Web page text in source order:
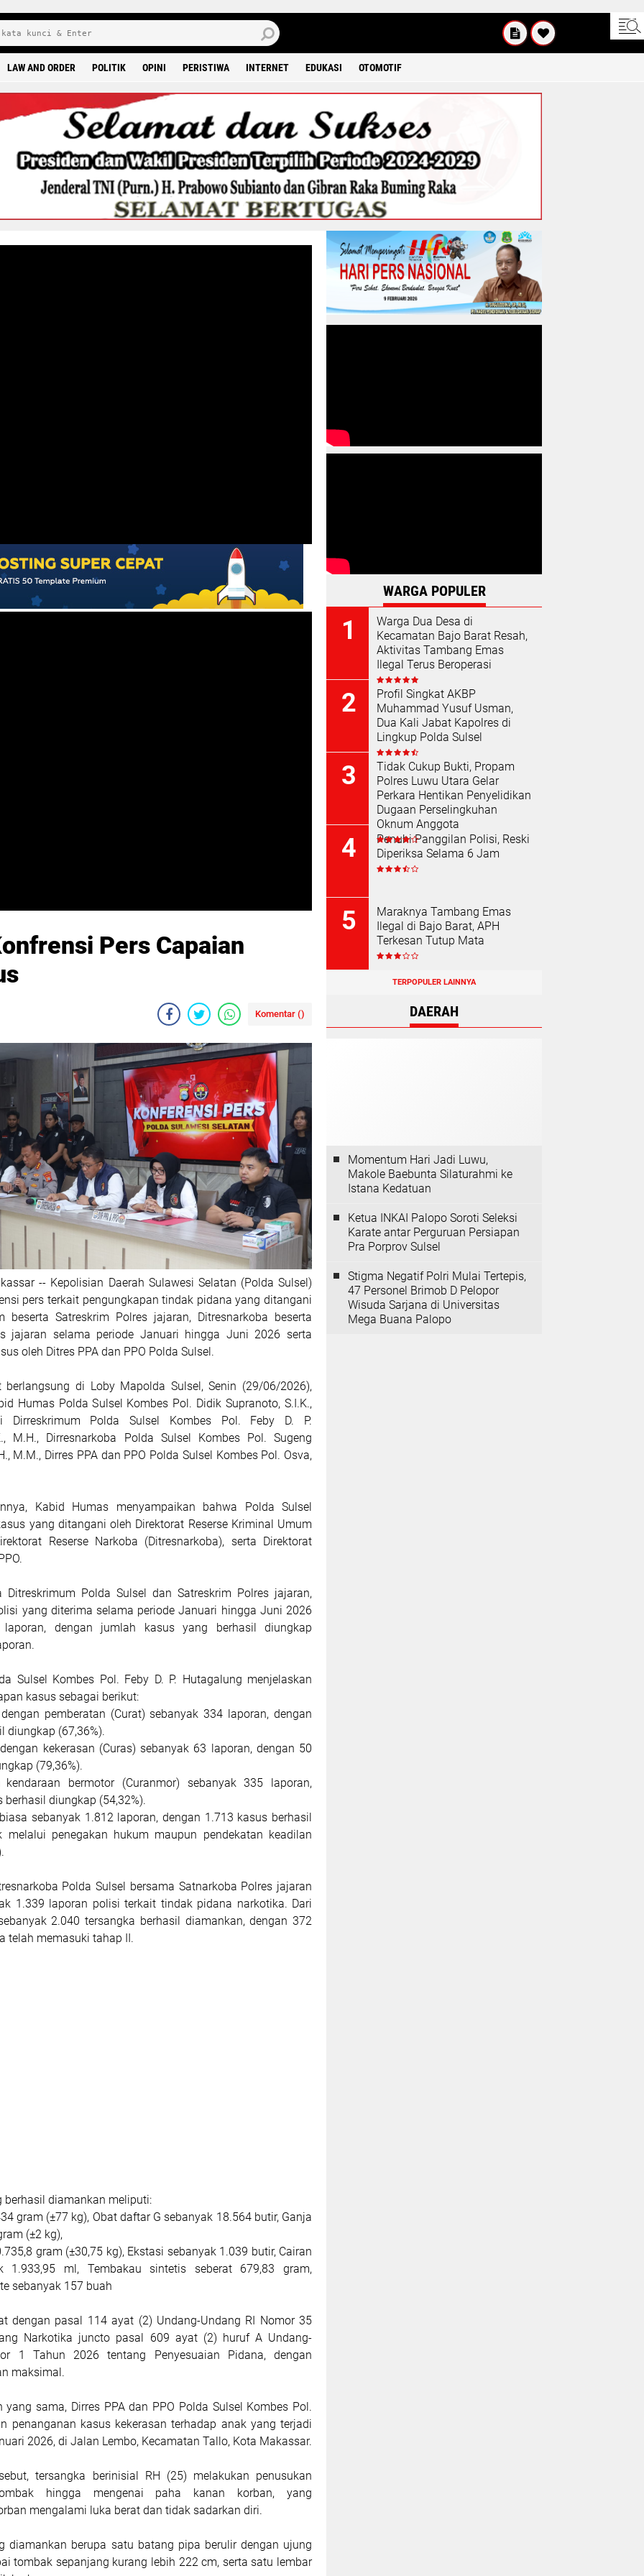
LAW AND ORDER POLITIK OPINI PERISTIWA INTERNET EDUKASI OTOMOTIF
Pers Capaian
Komentar ()
-- Kepolisian Daerah Sulawesi Selatan (Polda Sulsel)
pers terkait pengungkapan tindak pidana yang ditangani
beserta Satreskrim Polres jajaran, Ditresnarkoba beserta
jajaran selama periode Januari hingga Juni 2026 serta
oleh Ditres PPA dan PPO Polda Sulsel.
berlangsung di Loby Mapolda Sulsel, Senin (29/06/2026),
Humas Polda Sulsel Kombes Pol. Didik Supranoto, S.I.K.,
Dirreskrimum Polda Sulsel Kombes Pol. Feby D. P.
M.H., Dirresnarkoba Polda Sulsel Kombes Pol. Sugeng
M.M., Dirres PPA dan PPO Polda Sulsel Kombes Pol. Osva,
Kabid Humas menyampaikan bahwa Polda Sulsel
yang ditangani oleh Direktorat Reserse Kriminal Umum
Reserse Narkoba (Ditresnarkoba), serta Direktorat
Ditreskrimum Polda Sulsel dan Satreskrim Polres jajaran,
yang diterima selama periode Januari hingga Juni 2026
laporan, dengan jumlah kasus yang berhasil diungkap
Sulsel Kombes Pol. Feby D. P. Hutagalung menjelaskan
kasus sebagai berikut:
pemberatan (Curat) sebanyak 334 laporan, dengan
diungkap (67,36%).
kekerasan (Curas) sebanyak 63 laporan, dengan 50
(79,36%).
kendaraan bermotor (Curanmor) sebanyak 335 laporan,
berhasil diungkap (54,32%).
sebanyak 1.812 laporan, dengan 1.713 kasus berhasil
melalui penegakan hukum maupun pendekatan keadilan
Polda Sulsel bersama Satnarkoba Polres jajaran
1.339 laporan polisi terkait tindak pidana narkotika. Dari
2.040 tersangka berhasil diamankan, dengan 372
telah memasuki tahap II.
berhasil diamankan meliputi:
gram (±77 kg), Obat daftar G sebanyak 18.564 butir, Ganja
(±2 kg),
gram (±30,75 kg), Ekstasi sebanyak 1.039 butir, Cairan
1.933,95 ml, Tembakau sintetis seberat 679,83 gram,
sebanyak 157 buah
dengan pasal 114 ayat (2) Undang-Undang RI Nomor 35
Narkotika juncto pasal 609 ayat (2) huruf A Undang-
1 Tahun 2026 tentang Penyesuaian Pidana, dengan
maksimal.
yang sama, Dirres PPA dan PPO Polda Sulsel Kombes Pol.
penanganan kasus kekerasan terhadap anak yang terjadi
2026, di Jalan Lembo, Kecamatan Tallo, Kota Makassar.
tersangka berinisial RH (25) melakukan penusukan
hingga mengenai paha kanan korban, yang
mengalami luka berat dan tidak sadarkan diri.
diamankan berupa satu batang pipa berulir dengan ujung
tombak sepanjang kurang lebih 222 cm, serta satu lembar
WARGA POPULER
Warga Dua Desa di
Kecamatan Bajo Barat Resah,
Aktivitas Tambang Emas
Ilegal Terus Beroperasi
Profil Singkat AKBP
Muhammad Yusuf Usman,
Dua Kali Jabat Kapolres di
Lingkup Polda Sulsel
Tidak Cukup Bukti, Propam
Polres Luwu Utara Gelar
Perkara Hentikan Penyelidikan
Dugaan Perselingkuhan
Oknum Anggota
Penuhi Panggilan Polisi, Reski
Diperiksa Selama 6 Jam
Maraknya Tambang Emas
Ilegal di Bajo Barat, APH
Terkesan Tutup Mata
TERPOPULER LAINNYA
DAERAH
Momentum Hari Jadi Luwu,
Makole Baebunta Silaturahmi ke
Istana Kedatuan
Ketua INKAI Palopo Soroti Seleksi
Karate antar Perguruan Persiapan
Pra Porprov Sulsel
Stigma Negatif Polri Mulai Tertepis,
47 Personel Brimob D Pelopor
Wisuda Sarjana di Universitas
Mega Buana Palopo